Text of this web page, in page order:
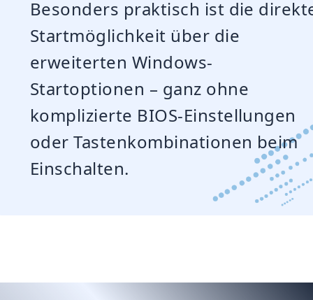
Besonders praktisch ist die
Startmöglichkeit über die
erweiterten Windows-
Startoptionen – ganz ohne
komplizierte BIOS-Einstellungen
oder Tastenkombinationen beim
Einschalten.